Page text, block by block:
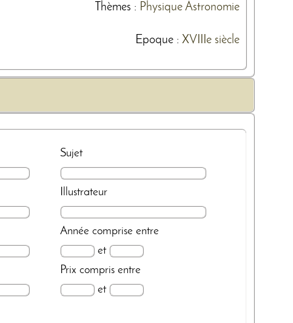
Thèmes : Physique Astronomie
Epoque : XVIIIe siècle
Sujet
Illustrateur
Année comprise entre
et
Prix compris entre
et